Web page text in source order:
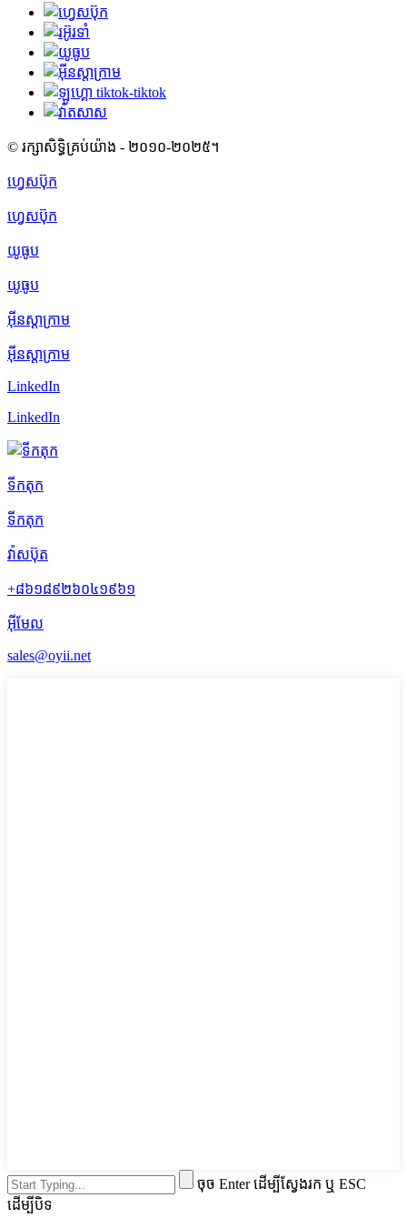
© រក្សាសិទ្ធិគ្រប់យ៉ាង - ២០១០-២០២៥។
ហ្វេសប៊ុក
ហ្វេសប៊ុក
យូធូប
យូធូប
អ៊ីនស្តាក្រាម
អ៊ីនស្តាក្រាម
LinkedIn
LinkedIn
ទីកតុក
ទីកតុក
វ៉ាសប៊ុត
+៨៦១៨៩២៦០៤១៩៦១
អ៊ីមែល
sales@oyii.net
ចុច Enter ដើម្បីស្វែងរក ឬ ESC
ដើម្បីបិទ